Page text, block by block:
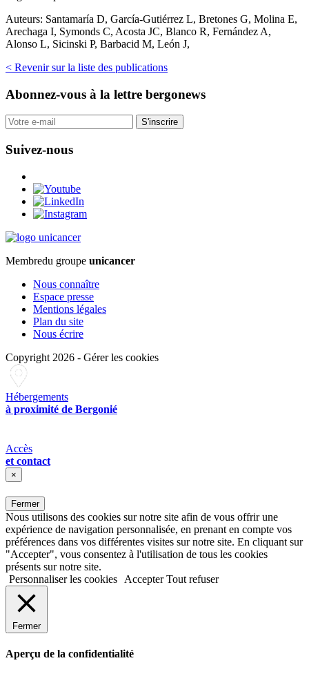
Auteurs: Santamaría D, García-Gutiérrez L, Bretones G, Molina E,
Arechaga I, Symonds C, Acosta JC, Blanco R, Fernández A,
Alonso L, Sicinski P, Barbacid M, León J,
< Revenir sur la liste des publications
Abonnez-vous à la lettre bergonews
S'inscrire
Suivez-nous
Membredu groupe unicancer
Nous connaître
Espace presse
Mentions légales
Plan du site
Nous écrire
Copyright 2026 - Gérer les cookies
Hébergements
à proximité de Bergonié
Accès
et contact
×
Fermer
Nous utilisons des cookies sur notre site afin de vous offrir une
expérience de navigation personnalisée, en prenant en compte vos
préférences dans vos différentes visites sur notre site. En cliquant sur
"Accepter", vous consentez à l'utilisation de tous les cookies
présents sur notre site.
Personnaliser les cookies
Accepter Tout refuser
Fermer
Aperçu de la confidentialité